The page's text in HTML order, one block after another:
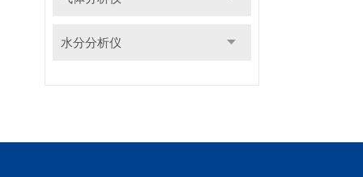
水分分析仪